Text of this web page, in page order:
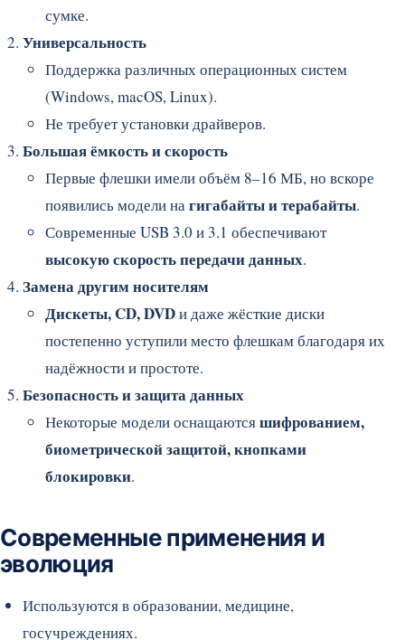
сумке.
Универсальность
Поддержка различных операционных систем
(Windows, macOS, Linux).
Не требует установки драйверов.
Большая ёмкость и скорость
Первые флешки имели объём 8–16 МБ, но вскоре
появились модели нагигабайты и терабайты.
Современные USB 3.0 и 3.1 обеспечивают
высокую скорость передачи данных.
Замена другим носителям
Дискеты, CD, DVDи даже жёсткие диски
постепенно уступили место флешкам благодаря их
надёжности и простоте.
Безопасность и защита данных
Некоторые модели оснащаютсяшифрованием,
биометрической защитой, кнопками
блокировки.
Современные применения и
эволюция
Используются в образовании, медицине,
госучреждениях.